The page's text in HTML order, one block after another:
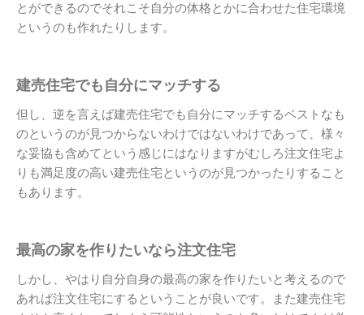
とができるのでそれこそ自分の体格とかに合わせた住宅環境
というのも作れたりします。
建売住宅でも自分にマッチする
但し、逆を言えば建売住宅でも自分にマッチするベストなも
のというのが見つからないわけではないわけであって、様々
な妥協も含めてという感じにはなりますがむしろ注文住宅よ
りも満足度の高い建売住宅というのが見つかったりすること
もあります。
最高の家を作りたいなら注文住宅
しかし、やはり自分自身の最高の家を作りたいと考えるので
あれば注文住宅にするということが良いです。また建売住宅